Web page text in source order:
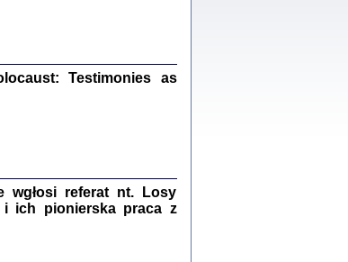
KOLEJNA GODZINA ...
w latach 1943-1944
Testimonies as
wgłosi referat nt. Losy
i ich pionierska praca z